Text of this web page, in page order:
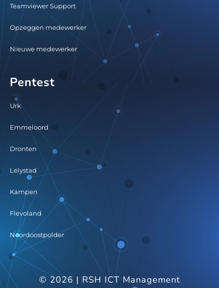
Teamviewer Support
Opzeggen medewerker
Nieuwe medewerker
Pentest
Urk
Emmeloord
Dronten
Lelystad
Kampen
Flevoland
Noordoostpolder
© 2026 | RSH ICT Management